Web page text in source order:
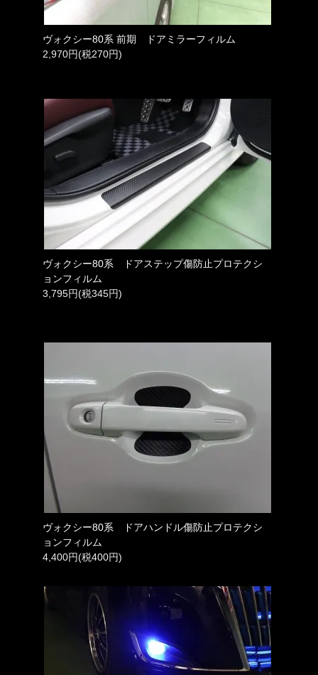
ヴォクシー80系 前期 ドアミラーフィルム
2,970円(税270円)
ヴォクシー80系 ドアステップ傷防止プロテクシ
ョンフィルム
3,795円(税345円)
ヴォクシー80系 ドアハンドル傷防止プロテクシ
ョンフィルム
4,400円(税400円)